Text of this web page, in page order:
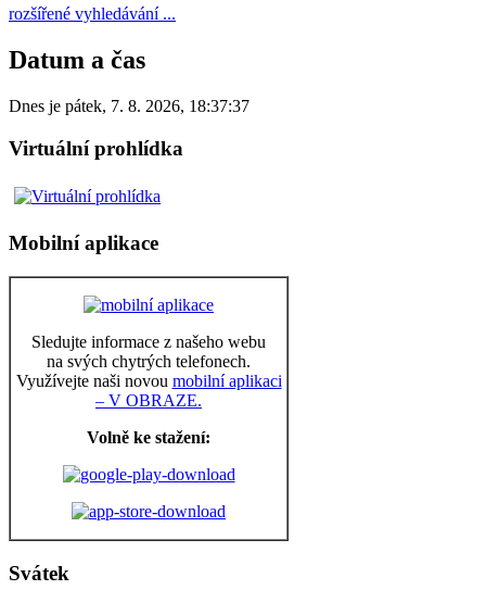
rozšířené vyhledávání ...
Datum a čas
Dnes je pátek, 7. 8. 2026, 18:37:37
Virtuální prohlídka
Mobilní aplikace
Sledujte informace z našeho webu
na svých chytrých telefonech.
Využívejte naši novou mobilní aplikaci
– V OBRAZE.
Volně ke stažení:
Svátek